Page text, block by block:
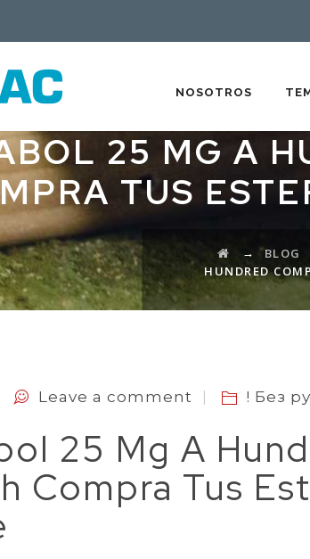
NOSOTROS
25 MG A
TUS
→BLOG
HUNDRED
Leave a comment ! Без
25 Mg A
Compra Tus